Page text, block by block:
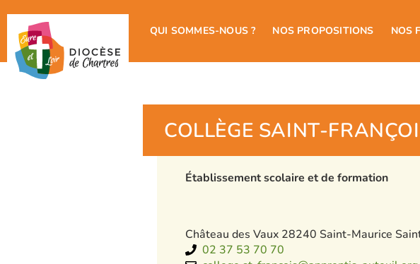
QUI SOMMES-NOUS ? NOS PROPOSITIONS NOS
COLLÈGE SAINT-
Établissement scolaire et de formation
Château des Vaux 28240 Saint-Maurice
02 37 53 70 70